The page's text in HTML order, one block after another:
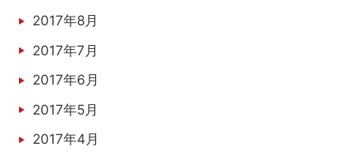
2017年8月
2017年7月
2017年6月
2017年5月
2017年4月